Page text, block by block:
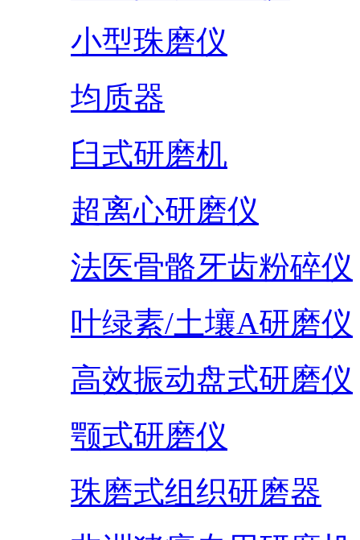
小型珠磨仪
均质器
臼式研磨机
超离心研磨仪
法医骨骼牙齿粉碎仪
叶绿素/土壤A研磨仪
高效振动盘式研磨仪
颚式研磨仪
珠磨式组织研磨器